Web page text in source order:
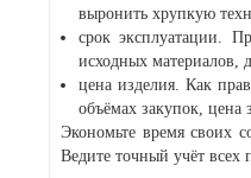
выронить хрупкую
срок эксплуатации.
исходных материалов,
цена изделия. Как
объёмах закупок, цена
Экономьте время своих
Ведите точный учёт всех